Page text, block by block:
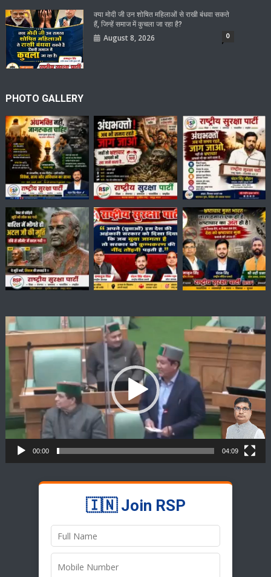
क्या मोदी जी उन शोषित महिलाओं से राखी बंधवा सकते
हैं, जिन्हें समाज में कुचला जा रहा है?
August 8, 2026 0
PHOTO GALLERY
Video
Player
00:00 04:09
🇮🇳 Join RSP